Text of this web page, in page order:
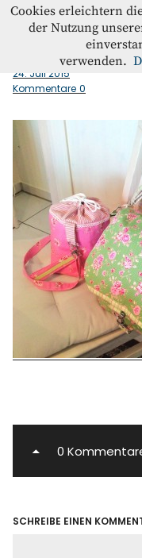
Kontakt
InstagramFacebook
24. Juli 2015
Kommentare 0
0
SCHREIBE EINEN
Cookies erleichtern
der Nutzung
verwenden.